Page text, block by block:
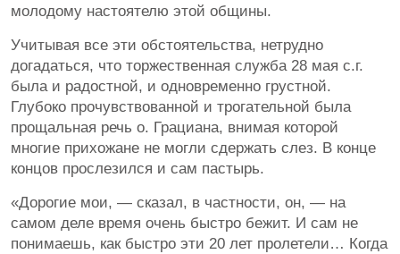
молодому настоятелю этой общины.
Учитывая все эти обстоятельства, нетрудно
догадаться, что торжественная служба 28 мая с.г.
была и радостной, и одновременно грустной.
Глубоко прочувствованной и трогательной была
прощальная речь о. Грациана, внимая которой
многие прихожане не могли сдержать слез. В конце
концов прослезился и сам пастырь.
«Дорогие мои, — сказал, в частности, он, — на
самом деле время очень быстро бежит. И сам не
понимаешь, как быстро эти 20 лет пролетели… Когда